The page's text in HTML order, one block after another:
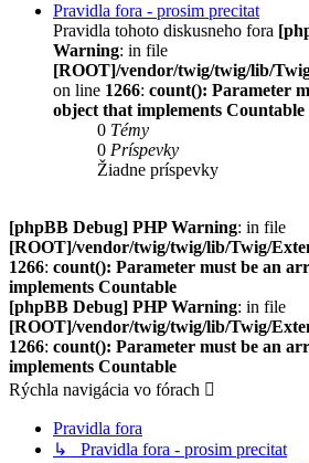
Pravidla fora - prosim precitat
Pravidla tohoto diskusneho fora
Warning: in file
[ROOT]/vendor/twig/twig/lib/
on line 1266: count(): Parameter
object that implements Countable
0 Témy
0 Príspevky
Žiadne príspevky
[phpBB Debug] PHP Warning: in file
[ROOT]/vendor/twig/twig/lib/Twig/
1266: count(): Parameter must be an
implements Countable
[phpBB Debug] PHP Warning: in file
[ROOT]/vendor/twig/twig/lib/Twig/
1266: count(): Parameter must be an
implements Countable
Rýchla navigácia vo fórach
Pravidla fora
↳ Pravidla fora - prosim precitat